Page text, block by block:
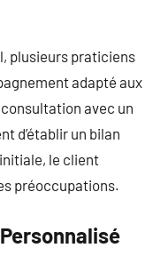
plusieurs praticiens
adapté aux
avec un
d’établir un bilan
le client
préoccupations.